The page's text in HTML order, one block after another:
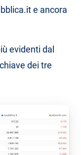
e ancora
evidenti dal
dei tre